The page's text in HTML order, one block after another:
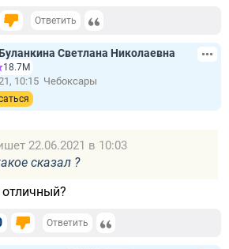
Ответить
Светлана Николаевна
18.7М
10:15 Чебоксары
22.06.2021 в 10:03
сказал ?
Ответить